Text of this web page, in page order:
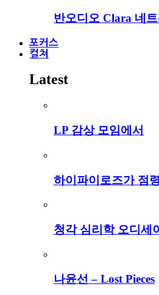
반오디오 Clara 네
포커스
컬쳐
Latest
LP 감상 모임에서
하이파이로즈가 점
청각 심리학 오디세이
나윤선 – Lost Pieces